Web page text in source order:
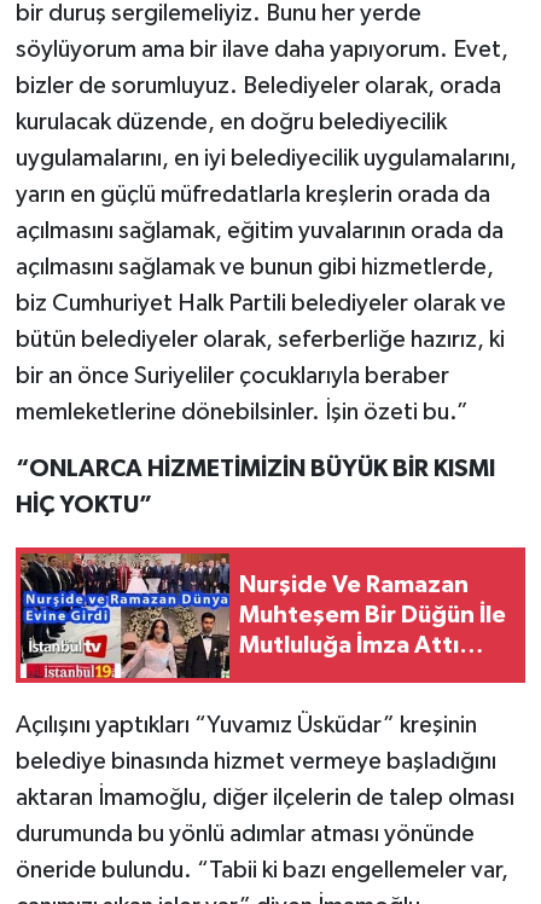
bir duruş sergilemeliyiz. Bunu her yerde
söylüyorum ama bir ilave daha yapıyorum. Evet,
bizler de sorumluyuz. Belediyeler olarak, orada
kurulacak düzende, en doğru belediyecilik
uygulamalarını, en iyi belediyecilik uygulamalarını,
yarın en güçlü müfredatlarla kreşlerin orada da
açılmasını sağlamak, eğitim yuvalarının orada da
açılmasını sağlamak ve bunun gibi hizmetlerde,
biz Cumhuriyet Halk Partili belediyeler olarak ve
bütün belediyeler olarak, seferberliğe hazırız, ki
bir an önce Suriyeliler çocuklarıyla beraber
memleketlerine dönebilsinler. İşin özeti bu.”
“ONLARCA HİZMETİMİZİN BÜYÜK BİR KISMI
HİÇ YOKTU”
Nurşide Ve Ramazan
Muhteşem Bir Düğün İle
Mutluluğa İmza Attı
Açılışını yaptıkları “Yuvamız Üsküdar” kreşinin
belediye binasında hizmet vermeye başladığını
aktaran İmamoğlu, diğer ilçelerin de talep olması
durumunda bu yönlü adımlar atması yönünde
öneride bulundu. “Tabii ki bazı engellemeler var,